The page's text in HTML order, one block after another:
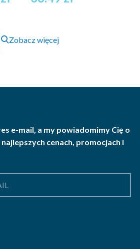
38.49 zł
Ten
produkt
na
stronie
Zobacz więcej
e-mail, a my powiadomimy Cię o
cenach, promocjach i